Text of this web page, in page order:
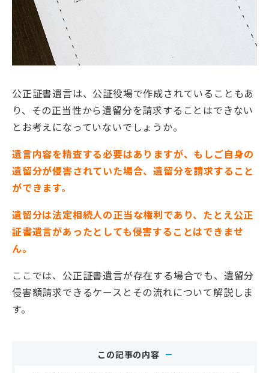
公正証書遺言は、公証役場で作成されていることもあ
り、その正当性から遺留分を請求することはできない
とお考えになっていないでしょうか。
遺言内容を精査する必要はありますが、もしご自身の
遺留分が侵害されていた場合、遺留分を請求すること
ができます。
遺留分は法定相続人の正当な権利であり、たとえ公正
証書遺言があったとしても侵害することはできませ
ん。
ここでは、公正証書遺言が存在する場合でも、遺留分
侵害額請求できるケースとその流れについて解説しま
す。
この記事の内容